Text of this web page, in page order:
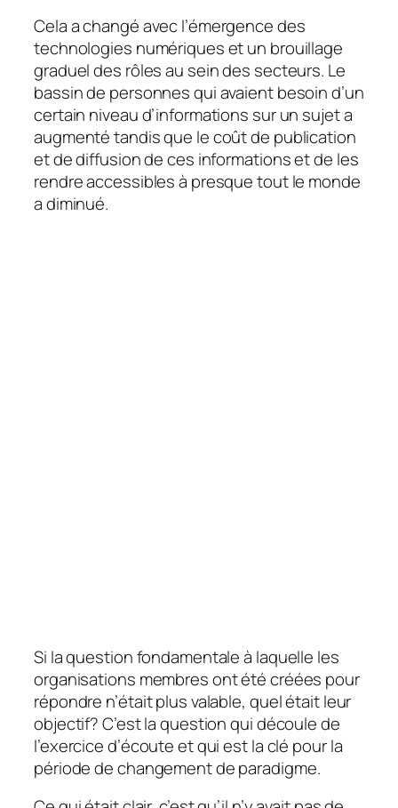
Cela a changé avec l’émergence des
technologies numériques et un brouillage
graduel des rôles au sein des secteurs. Le
bassin de personnes qui avaient besoin d’un
certain niveau d’informations sur un sujet a
augmenté tandis que le coût de publication
et de diffusion de ces informations et de les
rendre accessibles à presque tout le monde
a diminué.
Si la question fondamentale à laquelle les
organisations membres ont été créées pour
répondre n’était plus valable, quel était leur
objectif? C’est la question qui découle de
l’exercice d’écoute et qui est la clé pour la
période de changement de paradigme.